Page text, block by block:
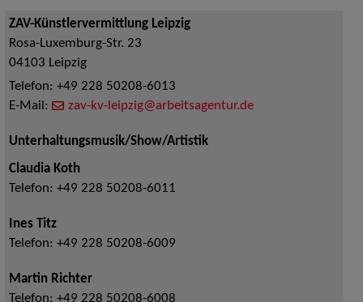
ZAV-Künstlervermittlung Leipzig
Rosa-Luxemburg-Str. 23
04103 Leipzig
Telefon: +49 228 50208-6013
E-Mail:
zav-kv-leipzig@arbeitsagentur.de
Unterhaltungsmusik/Show/Artistik
Claudia Koth
Telefon: +49 228 50208-6011
Ines Titz
Telefon: +49 228 50208-6009
Martin Richter
Telefon: +49 228 50208-6008